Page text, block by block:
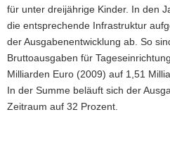
für unter dreijährige Kinder. In den
die entsprechende Infrastruktur
der Ausgabenentwicklung ab. So
Bruttoausgaben für
Milliarden Euro (2009) auf 1,51
In der Summe beläuft sich der
Zeitraum auf 32 Prozent.